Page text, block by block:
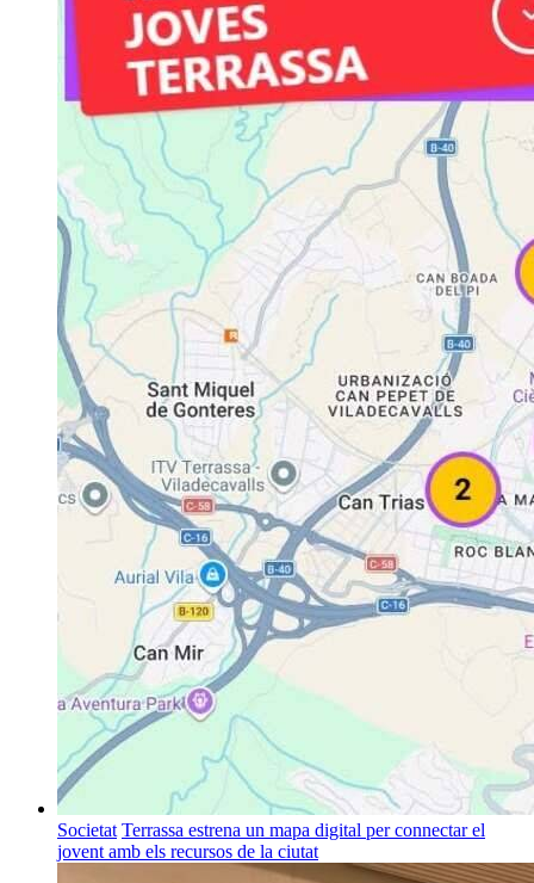
Societat Terrassa estrena un mapa digital per connectar el
jovent amb els recursos de la ciutat